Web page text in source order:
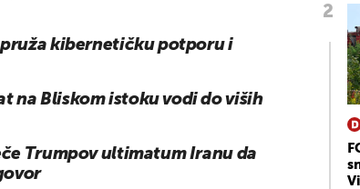
kibernetičku potporu i
na Bliskom istoku vodi do viših
Trumpov ultimatum Iranu da